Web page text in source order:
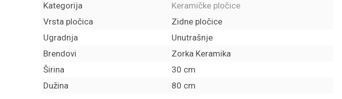
Kategorija
Keramičke pločice
Vrsta pločica
Zidne pločice
Ugradnja
Unutrašnje
Brendovi
Zorka Keramika
Širina
30 cm
Dužina
80 cm